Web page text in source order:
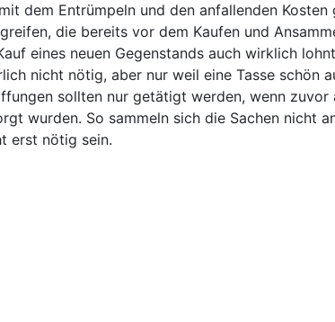
dem Entrümpeln und den anfallenden
die bereits vor dem Kaufen und
eines neuen Gegenstands auch wirklich
nicht nötig, aber nur weil eine Tasse schön
sollten nur getätigt werden, wenn zuvor
wurden. So sammeln sich die Sachen nicht
erst nötig sein.